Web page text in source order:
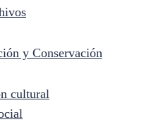
y Conservación
cultural